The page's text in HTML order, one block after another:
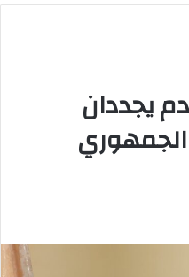
يجددان